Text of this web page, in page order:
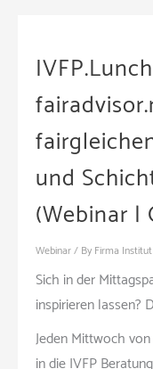
und
(Webinar |
Webinar/ By Firma
Sich in der
inspirieren lassen?
Jeden Mittwoch
in die IVFP